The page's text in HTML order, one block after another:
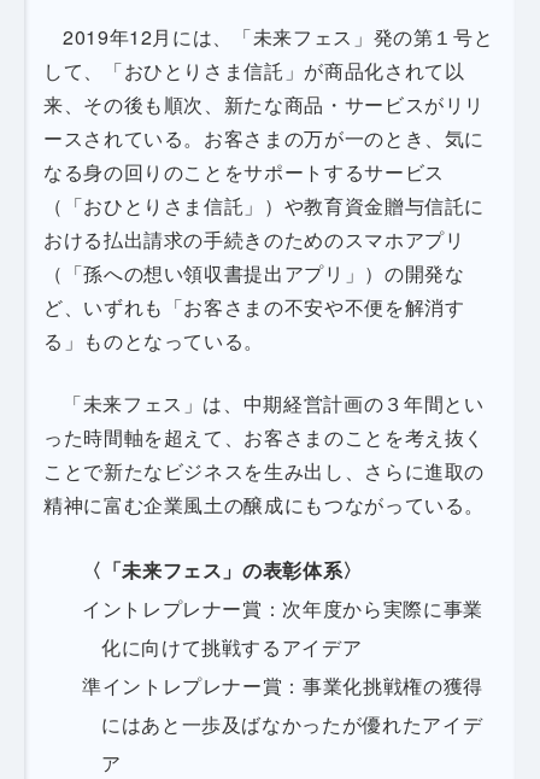
2019年12月には、「未来フェス」発の第１号と
して、「おひとりさま信託」が商品化されて以
来、その後も順次、新たな商品・サービスがリリ
ースされている。お客さまの万が一のとき、気に
なる身の回りのことをサポートするサービス
（「おひとりさま信託」）や教育資金贈与信託に
おける払出請求の手続きのためのスマホアプリ
（「孫への想い領収書提出アプリ」）の開発な
ど、いずれも「お客さまの不安や不便を解消す
る」ものとなっている。
「未来フェス」は、中期経営計画の３年間とい
った時間軸を超えて、お客さまのことを考え抜く
ことで新たなビジネスを生み出し、さらに進取の
精神に富む企業風土の醸成にもつながっている。
〈「未来フェス」の表彰体系〉
イントレプレナー賞：次年度から実際に事業
化に向けて挑戦するアイデア
準イントレプレナー賞：事業化挑戦権の獲得
にはあと一歩及ばなかったが優れたアイデ
ア